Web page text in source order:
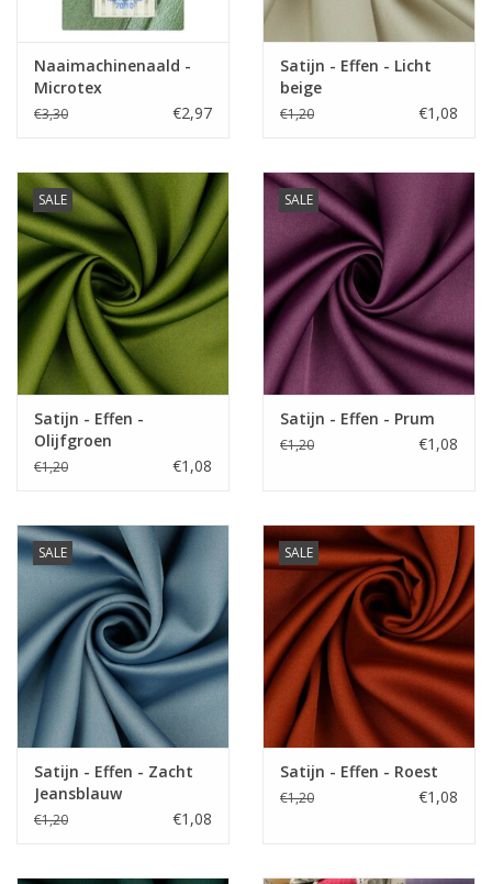
Oekotex
Naaimachinenaald -
Microtex
€3,30 €2,97
Satijn - Effen - Licht
beige
€1,20 €1,08
SALE
Satijn - Effen -
Olijfgroen
€1,20 €1,08
SALE
Satijn - Effen - Prum
€1,20 €1,08
SALE
Satijn - Effen - Zacht
Jeansblauw
€1,20 €1,08
SALE
Satijn - Effen - Roest
€1,20 €1,08